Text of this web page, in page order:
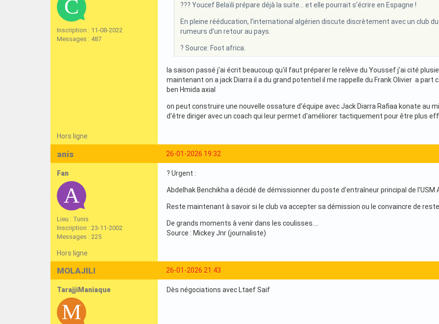
Inscription : 11-08-2022
Messages : 487
??? Youcef Belaïli prépare déjà la suite… et elle pourrait s’écrire en Espagne !
En pleine rééducation, l’international algérien discute discrètement avec un club du
rumeurs d’un retour au pays.
? Source: Foot africa.
la saison passé j'ai écrit beaucoup qu'il faut préparer le relève du Youssef j'ai cité
maintenant on a jack Diarra il a du grand potentiel il me rappelle du Frank Olivier a
ben Hmida axial
on peut construire une nouvelle ossature d'équipe avec Jack Diarra Rafiaa konate au
d'être diriger avec un coach qui leur permet d'améliorer tactiquement pour être plus
Hors ligne
26-01-2026 19:32
anis
Fan
Lieu : Tunis
Inscription : 23-11-2002
Messages : 225
? Urgent :
Abdelhak Benchikha a décidé de démissionner du poste d'entraîneur principal de l'USM
Reste maintenant à savoir si le club va accepter sa démission ou le convaincre de
De grands moments à venir dans les coulisses.…
Source : Mickey Jnr (journaliste)
Hors ligne
26-01-2026 21:43
MOLAJILI
TarajjiManiaque Dès négociations avec Ltaef Saif